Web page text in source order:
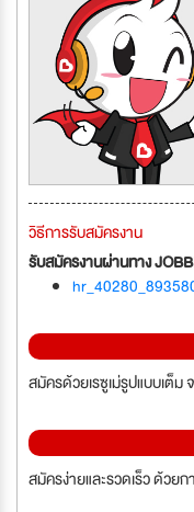
วิธีการรับสมัครงาน
รับสมัครงานผ่านทาง
สมัครด้วยเรซูเม่รูปแบบเต็
สมัครง่ายและรวดเร็ว ด้วย